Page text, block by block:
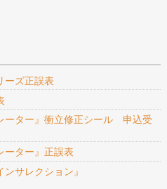
ーズ正誤表
ーター』衝立修正シール 申込受
ーター』正誤表
サレクション』